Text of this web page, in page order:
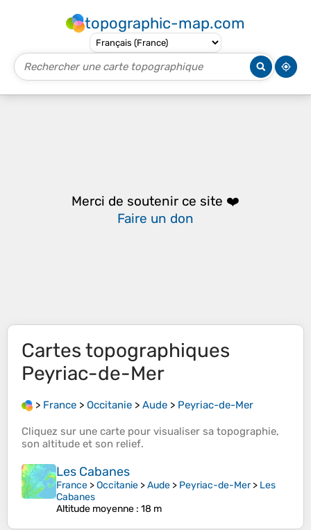
topographic-map.com
Merci de soutenir ce site ❤️
Faire un don
Cartes topographiques
Peyriac-de-Mer
> France > Occitanie > Aude > Peyriac-de-Mer
Cliquez sur une carte pour visualiser sa topographie,
son altitude et son relief.
Les Cabanes
France >Occitanie >Aude > Peyriac-de-Mer> Les
Cabanes
Altitude moyenne : 18 m